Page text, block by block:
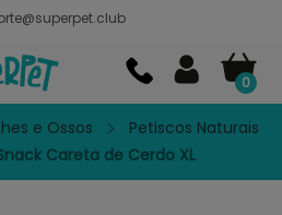
0
e Ossos
Petiscos Naturais
Careta de Cerdo XL
para mascotas
Google Play